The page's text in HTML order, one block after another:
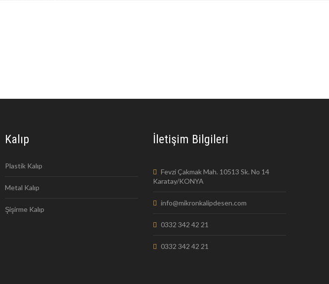
Kalıp
Plastik Kalıp
Metal Kalıp
Şişirme Kalıp
İletişim Bilgileri
Fevzi Çakmak Mah. 10513 Sk. No 14
Karatay/KONYA
info@mikronkalipdesen.com
0332 342 42 21
0332 342 42 21